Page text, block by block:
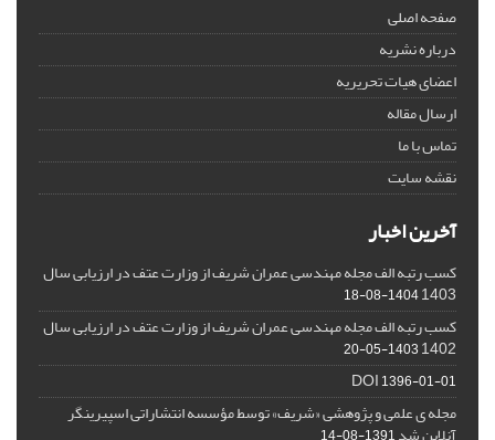
صفحه اصلی
درباره نشریه
اعضای هیات تحریریه
ارسال مقاله
تماس با ما
نقشه سایت
آخرین اخبار
کسب رتبه الف مجله مهندسی عمران شریف از وزارت عتف در ارزیابی سال
1403
1404-08-18
کسب رتبه الف مجله مهندسی عمران شریف از وزارت عتف در ارزیابی سال
1402
1403-05-20
DOI1396-01-01
مجله ی علمی و پژوهشی «شریف» توسط مؤسسه انتشاراتی اسپیرینگر